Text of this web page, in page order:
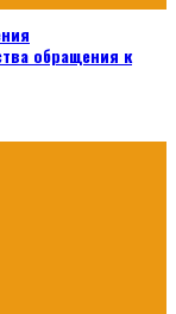
обращения к